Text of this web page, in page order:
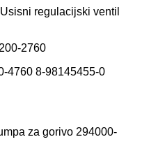
regulacijski ventil
2760
4760 8-98145455-0
za gorivo 294000-